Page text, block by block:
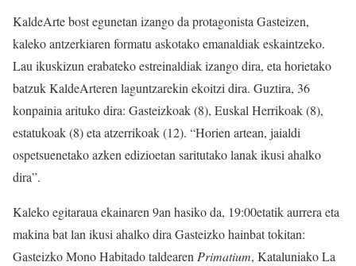
KaldeArte bost egunetan izango da protagonista Gasteizen,
kaleko antzerkiaren formatu askotako emanaldiak eskaintzeko.
Lau ikuskizun erabateko estreinaldiak izango dira, eta horietako
batzuk KaldeArteren laguntzarekin ekoitzi dira. Guztira, 36
konpainia arituko dira: Gasteizkoak (8), Euskal Herrikoak (8),
estatukoak (8) eta atzerrikoak (12). “Horien artean, jaialdi
ospetsuenetako azken edizioetan saritutako lanak ikusi ahalko
dira”.
Kaleko egitaraua ekainaren 9an hasiko da, 19:00etatik aurrera eta
makina bat lan ikusi ahalko dira Gasteizko hainbat tokitan:
Gasteizko Mono Habitado taldearenPrimatium, Kataluniako La